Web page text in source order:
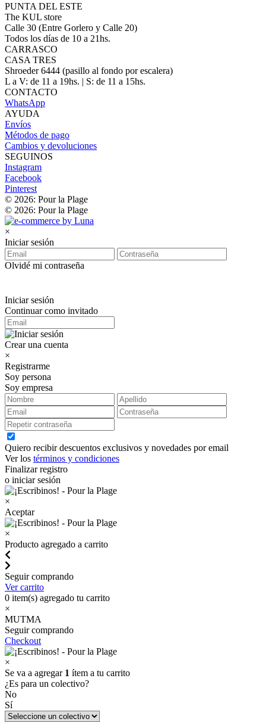
PUNTA DEL ESTE
The KUL store
Calle 30 (Entre Gorlero y Calle 20)
Todos los días de 10 a 21hs.
CARRASCO
CASA TRES
Shroeder 6444 (pasillo al fondo por escalera)
L a V: de 11 a 19hs. | S: de 11 a 15hs.
CONTACTO
WhatsApp
AYUDA
Envíos
Métodos de pago
Cambios y devoluciones
SEGUINOS
Instagram
Facebook
Pinterest
© 2026: Pour la Plage
© 2026: Pour la Plage
×
Iniciar sesión
Olvidé mi contraseña
Iniciar sesión
Continuar como invitado
Crear una cuenta
×
Registrarme
Soy persona
Soy empresa
Quiero recibir descuentos exclusivos y novedades por email
Ver los términos y condiciones
Finalizar registro
o iniciar sesión
×
Aceptar
×
Producto agregado a carrito
Seguir comprando
Ver carrito
0 item(s) agregado tu carrito
×
MUTMA
Seguir comprando
Checkout
×
Se va a agregar 1 ítem a tu carrito
¿Es para un colectivo?
No
Sí